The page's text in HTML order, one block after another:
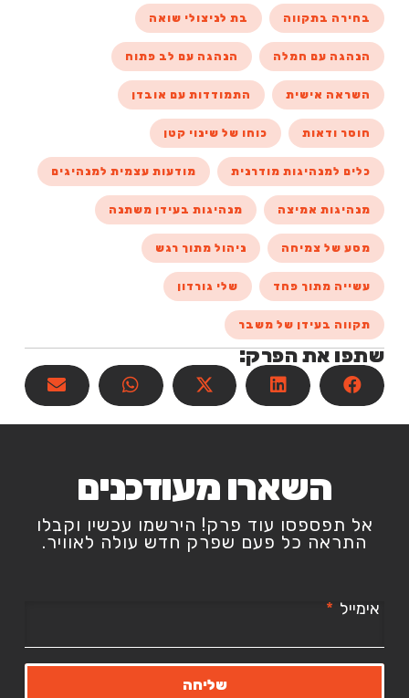
בחירה בתקווה בת לניצולי שואה
הנהגה עם חמלה הנהגה עם לב פתוח
השראה אישית התמודדות עם אובדן
חוסר ודאות כוחו של שינוי קטן
כלים למנהיגות מודרנית מודעות עצמית למנהיגים
מנהיגות אמיצה מנהיגות בעידן משתנה
מסע של צמיחה ניהול מתוך רגש
עשייה מתוך פחד שלי גורדון
תקווה בעידן של משבר
שתפו את הפרק:
השארו מעודכנים
אל תפספסו עוד פרק! הירשמו עכשיו וקבלו
התראה כל פעם שפרק חדש עולה לאוויר.
אימייל
שליחה